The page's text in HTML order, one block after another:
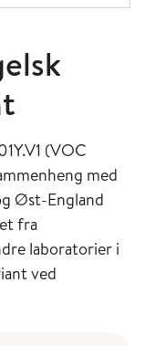
(VOC
med
Øst-England
fra
laboratorier i
ved